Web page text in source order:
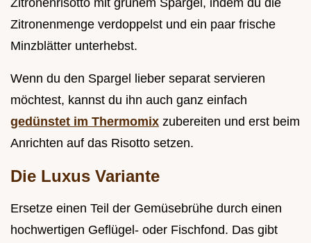
Zitronenmenge verdoppelst und ein paar frische
Minzblätter unterhebst.
Wenn du den Spargel lieber separat servieren
möchtest, kannst du ihn auch ganz einfach
gedünstet im Thermomix zubereiten und erst beim
Anrichten auf das Risotto setzen.
Die Luxus Variante
Ersetze einen Teil der Gemüsebrühe durch einen
hochwertigen Geflügel- oder Fischfond. Das gibt